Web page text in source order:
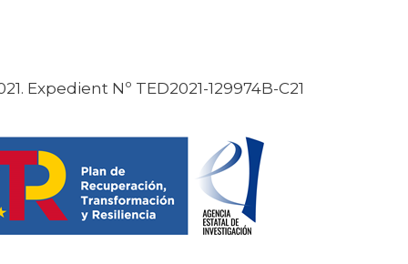
Expedient Nº TED2021-129974B-C21